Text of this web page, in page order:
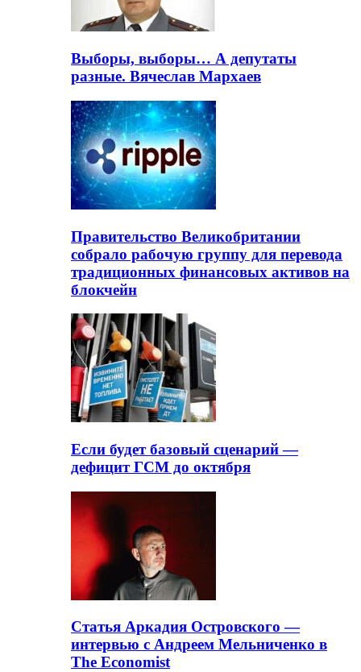
Выборы, выборы… А депутаты
разные. Вячеслав Мархаев
Правительство Великобритании
собрало рабочую группу для перевода
традиционных финансовых активов на
блокчейн
Если будет базовый сценарий —
дефицит ГСМ до октября
Статья Аркадия Островского —
интервью с Андреем Мельниченко в
The Economist